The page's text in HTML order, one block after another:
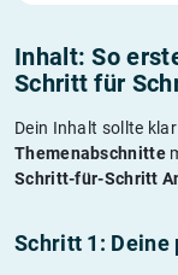
Inhalt: So
Schritt für
Dein Inhalt sollte
Themenabschnitte
Schritt-für-Schritt
Schritt 1: Deine